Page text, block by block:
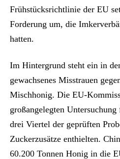
Frühstücksrichtlinie der EU
Forderung um, die
hatten.
Im Hintergrund steht ein in
gewachsenes Misstrauen
Mischhonig. Die EU-
großangelegten
drei Viertel der geprüften
Zuckerzusätze enthielten.
60.200 Tonnen Honig in die